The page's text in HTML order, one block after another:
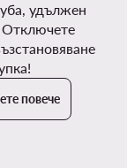
удължен
Отключете
повече